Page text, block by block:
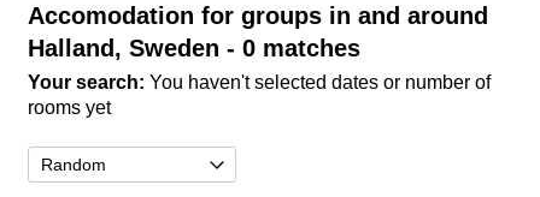
Accomodation for groups in and around
Halland, Sweden - 0 matches
Your search: You haven't selected dates or number of
rooms yet